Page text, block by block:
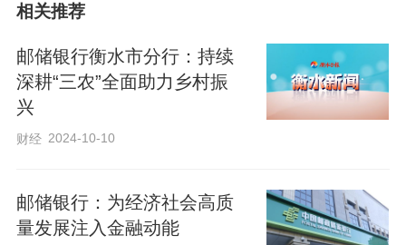
活动现场暖意融融、氛围热烈。活动伊
始，工作人员细致讲解蝶骨巴特包的创作
原理、制作步骤和配色技巧，结合老年人
的动手特点，拆解繁琐步骤，手把手示范
现场疑问，化解老年客户动手创作的紧张
与顾虑。
相关推荐
邮储银行衡水市分行：持续
深耕“三农”全面助力乡村振
兴
财经 2024-10-10
邮储银行：为经济社会高质
量发展注入金融动能